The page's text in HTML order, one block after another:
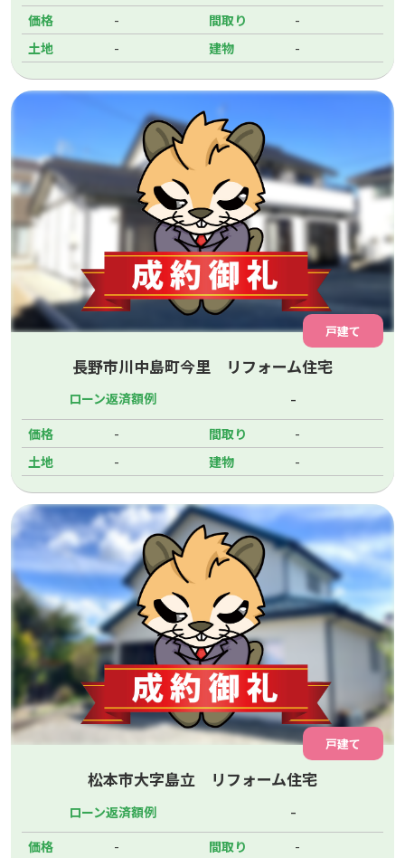
価格 - 間取り -
土地 - 建物 -
戸建て
長野市川中島町今里 リフォーム住宅
ローン返済額例 -
価格 - 間取り -
土地 - 建物 -
戸建て
松本市大字島立 リフォーム住宅
ローン返済額例 -
価格 - 間取り -